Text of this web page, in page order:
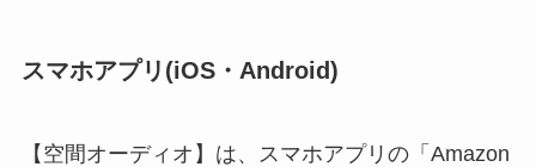
スマホアプリ(iOS・Android)
【空間オーディオ】は、スマホアプリの「Amazon